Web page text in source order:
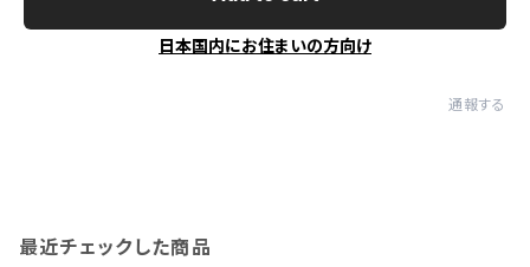
日本国内にお住まいの方向け
通報する
最近チェックした商品